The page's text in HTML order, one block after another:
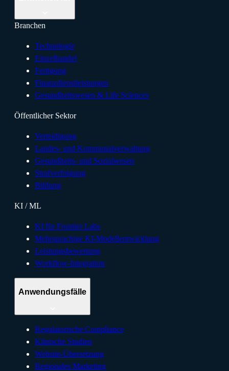
Branchen
Technologie
Einzelhandel
Fertigung
Finanzdienstleistungen
Gesundheitswesen & Life Sciences
Öffentlicher Sektor
Verteidigung
Landes- und Kommunalverwaltung
Gesundheits- und Sozialwesen
Strafverfolgung
Bildung
KI / ML
KI für Frontier Labs
Mehrsprachige KI-Modellentwicklung
Leistungsbewertung
Workflow-Integration
Anwendungsfälle
Regulatorische Compliance
Klinische Studien
Website-Übersetzung
Regionales Marketing